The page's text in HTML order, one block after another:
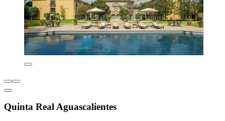
Quinta Real Aguascalientes